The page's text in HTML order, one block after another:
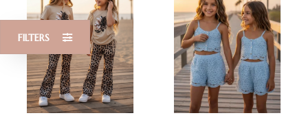
FILTERS